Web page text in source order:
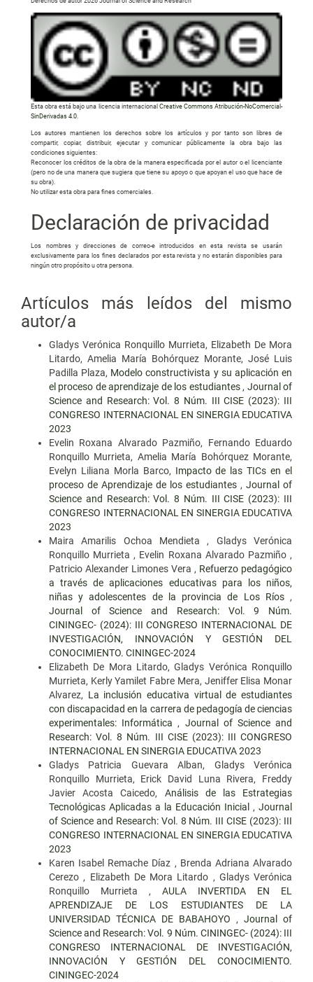
Esta obra está bajo una licencia internacionalCreative Commons Atribución-NoComercial-
SinDerivadas 4.0
Los autores mantienen los derechos sobre los artículos y por tanto son libres de
compartir, copiar, distribuir, ejecutar y comunicar públicamente la obra bajo las
condiciones siguientes:
Reconocer los créditos de la obra de la manera especificada por el autor o el licenciante
(pero no de una manera que sugiera que tiene su apoyo o que apoyan el uso que hace de
su obra).
No utilizar esta obra para fines comerciales.
Declaración de privacidad
Los nombres y direcciones de correo-e introducidos en esta revista se usarán
exclusivamente para los fines declarados por esta revista y no estarán disponibles para
ningún otro propósito u otra persona.
Artículos más leídos del mismo
autor/a
Gladys Verónica Ronquillo Murrieta, Elizabeth De Mora
Litardo, Amelia María Bohórquez Morante, José Luis
Padilla Plaza, Modelo constructivista y su aplicación en
el proceso de aprendizaje de los estudiantes , Journal of
Science and Research: Vol. 8 Núm. III CISE (2023): III
CONGRESO INTERNACIONAL EN SINERGIA EDUCATIVA
2023
Evelin Roxana Alvarado Pazmiño, Fernando Eduardo
Ronquillo Murrieta, Amelia María Bohórquez Morante,
Evelyn Liliana Morla Barco, Impacto de las TICs en el
proceso de Aprendizaje de los estudiantes , Journal of
Science and Research: Vol. 8 Núm. III CISE (2023): III
CONGRESO INTERNACIONAL EN SINERGIA EDUCATIVA
2023
Maira Amarilis Ochoa Mendieta , Gladys Verónica
Ronquillo Murrieta , Evelin Roxana Alvarado Pazmiño ,
Patricio Alexander Limones Vera , Refuerzo pedagógico
a través de aplicaciones educativas para los niños,
niñas y adolescentes de la provincia de Los Ríos ,
Journal of Science and Research: Vol. 9 Núm.
CININGEC- (2024): III CONGRESO INTERNACIONAL DE
INVESTIGACIÓN, INNOVACIÓN Y GESTIÓN DEL
CONOCIMIENTO. CININGEC-2024
Elizabeth De Mora Litardo, Gladys Verónica Ronquillo
Murrieta, Kerly Yamilet Fabre Mera, Jeniffer Elisa Monar
Alvarez, La inclusión educativa virtual de estudiantes
con discapacidad en la carrera de pedagogía de ciencias
experimentales: Informática , Journal of Science and
Research: Vol. 8 Núm. III CISE (2023): III CONGRESO
INTERNACIONAL EN SINERGIA EDUCATIVA 2023
Gladys Patricia Guevara Alban, Gladys Verónica
Ronquillo Murrieta, Erick David Luna Rivera, Freddy
Javier Acosta Caicedo, Análisis de las Estrategias
Tecnológicas Aplicadas a la Educación Inicial , Journal
of Science and Research: Vol. 8 Núm. III CISE (2023): III
CONGRESO INTERNACIONAL EN SINERGIA EDUCATIVA
2023
Karen Isabel Remache Díaz , Brenda Adriana Alvarado
Cerezo , Elizabeth De Mora Litardo , Gladys Verónica
Ronquillo Murrieta , AULA INVERTIDA EN EL
APRENDIZAJE DE LOS ESTUDIANTES DE LA
UNIVERSIDAD TÉCNICA DE BABAHOYO , Journal of
Science and Research: Vol. 9 Núm. CININGEC- (2024): III
CONGRESO INTERNACIONAL DE INVESTIGACIÓN,
INNOVACIÓN Y GESTIÓN DEL CONOCIMIENTO.
CININGEC-2024